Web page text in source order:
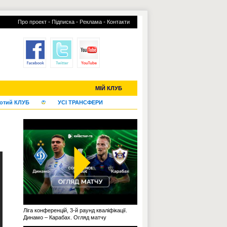
Про проект - Підписка - Реклама - Контакти
МІЙ КЛУБ
КЛУБ УСІ ТРАНСФЕРИ
Ліга конференцій, 3-й раунд кваліфікації.
Динамо – Карабах. Огляд матчу